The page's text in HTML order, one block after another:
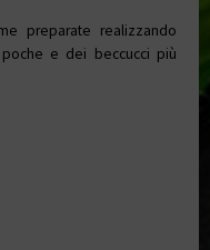
preparate realizzando
e dei beccucci più